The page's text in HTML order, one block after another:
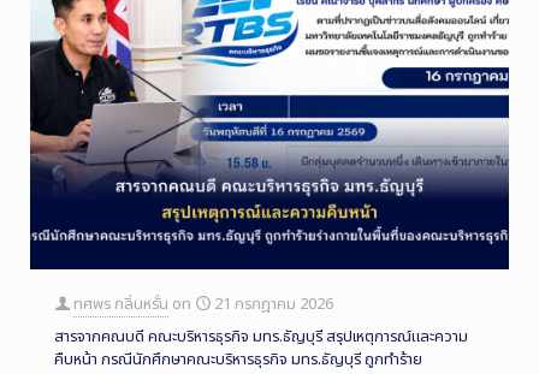
ทศพร กลิ่นหรั่น on
21 กรกฎาคม 2026
สารจากคณบดี คณะบริหารธุรกิจ มทร.ธัญบุรี สรุปเหตุการณ์และความ
คืบหน้า กรณีนักศึกษาคณะบริหารธุรกิจ มทร.ธัญบุรี ถูกทำร้าย